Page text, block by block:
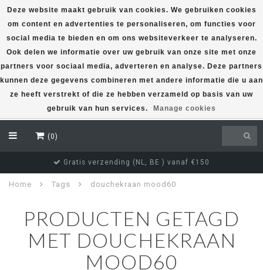
(0)
Gratis verzending (NL, BE ) vanaf €150
Home Tags douchekraan mood60
PRODUCTEN GETAGD
MET DOUCHEKRAAN
MOOD60
Deze website maakt gebruik van cookies. We gebruiken cookies
om content en advertenties te personaliseren, om functies voor
social media te bieden en om ons websiteverkeer te analyseren.
Ook delen we informatie over uw gebruik van onze site met onze
partners voor sociaal media, adverteren en analyse. Deze partners
kunnen deze gegevens combineren met andere informatie die u aan
ze heeft verstrekt of die ze hebben verzameld op basis van uw
gebruik van hun services.
Manage cookies